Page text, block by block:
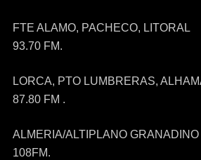
FTE ALAMO, PACHECO, LITORAL
93.70 FM.
LORCA, PTO LUMBRERAS,
87.80 FM .
ALMERIA/ALTIPLANO GRANADINO
108FM.